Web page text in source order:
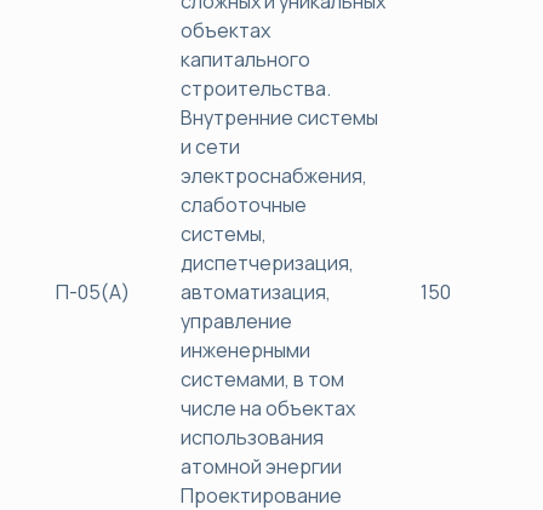
объектах
капитального
строительства.
П-05(А)
Внутренние системы
и сети
электроснабжения,
слаботочные
системы,
диспетчеризация,
автоматизация,
управление
инженерными
системами, в том
числе на объектах
использования
атомной энергии
150
Проектирование